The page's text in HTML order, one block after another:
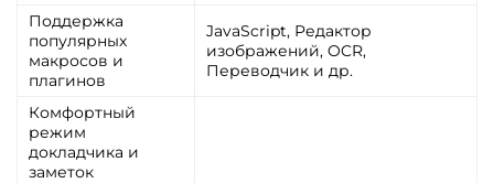
Поддержка
популярных
макросов и
плагинов
JavaScript, Редактор
изображений, OCR,
Переводчик и др.
Комфортный
режим
докладчика и
заметок